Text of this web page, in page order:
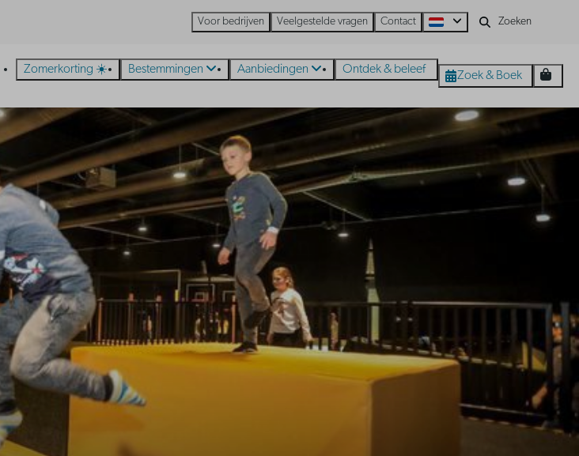
Voor bedrijven Veelgestelde vragen Contact
Zomerkorting ☀️ Bestemmingen Aanbiedingen Ontdek & beleef Zoek & Boek